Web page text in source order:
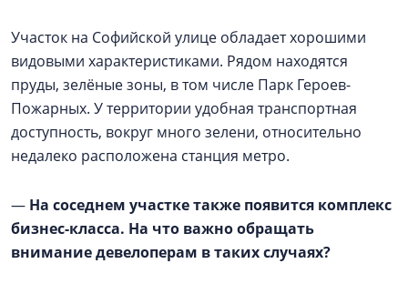
Участок на Софийской улице обладает хорошими
видовыми характеристиками. Рядом находятся
пруды, зелёные зоны, в том числе Парк Героев-
Пожарных. У территории удобная транспортная
доступность, вокруг много зелени, относительно
недалеко расположена станция метро.
— На соседнем участке также появится комплекс
бизнес-класса. На что важно обращать
внимание девелоперам в таких случаях?